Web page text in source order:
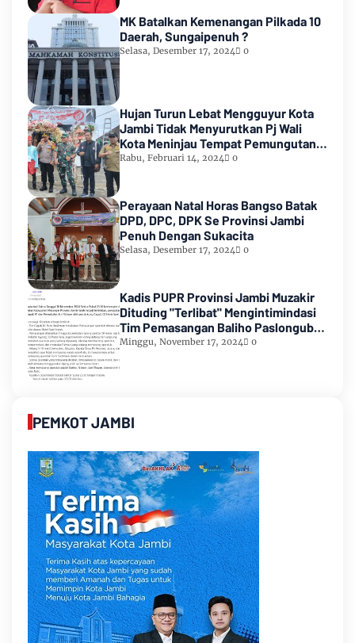
MK Batalkan Kemenangan Pilkada 10
Daerah, Sungaipenuh ?
Selasa, Desember 17, 2024 0
Hujan Turun Lebat Mengguyur Kota
Jambi Tidak Menyurutkan Pj Wali
Kota Meninjau Tempat Pemungutan
Suara Pemilu 2024
Rabu, Februari 14, 2024 0
Perayaan Natal Horas Bangso Batak
DPD, DPC, DPK Se Provinsi Jambi
Penuh Dengan Sukacita
Selasa, Desember 17, 2024 0
Kadis PUPR Provinsi Jambi Muzakir
Dituding "Terlibat" Mengintimindasi
Tim Pemasangan Baliho Paslongub
Romi-Sudirman
Minggu, November 17, 2024 0
PEMKOT JAMBI